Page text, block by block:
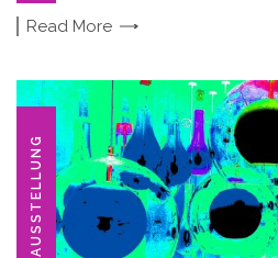
Read More
AUSSTELLUNG